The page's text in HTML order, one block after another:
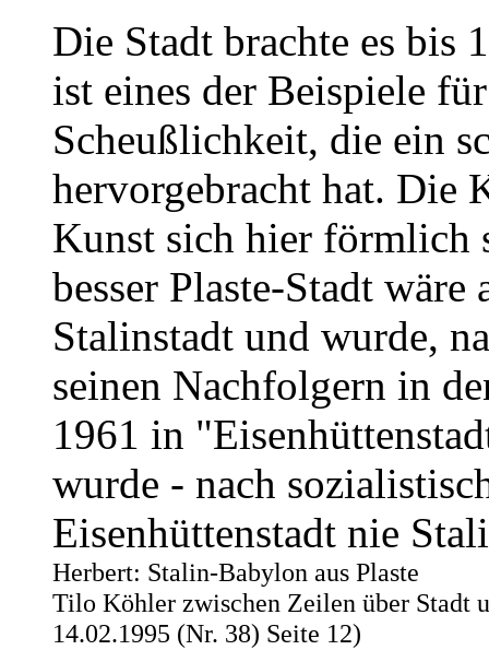
Die Stadt brachte es bis
ist eines der Beispiele
Scheußlichkeit, die ein
hervorgebracht hat. Die
Kunst sich hier förmlich
besser Plaste-Stadt wäre
Stalinstadt und wurde,
seinen Nachfolgern in
1961 in
wurde - nach
Eisenhüttenstadt nie
Herbert: Stalin-Babylon aus Plaste
Tilo Köhler zwischen Zeilen über Stadt
14.02.1995 (Nr. 38) Seite 12)